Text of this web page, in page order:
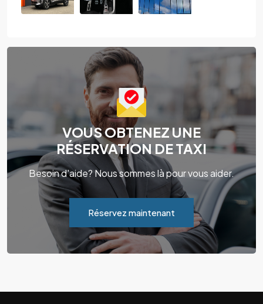
VOUS OBTENEZ UNE
RÉSERVATION DE TAXI
Besoin d'aide? Nous sommes là pour vous aider.
Réservez maintenant